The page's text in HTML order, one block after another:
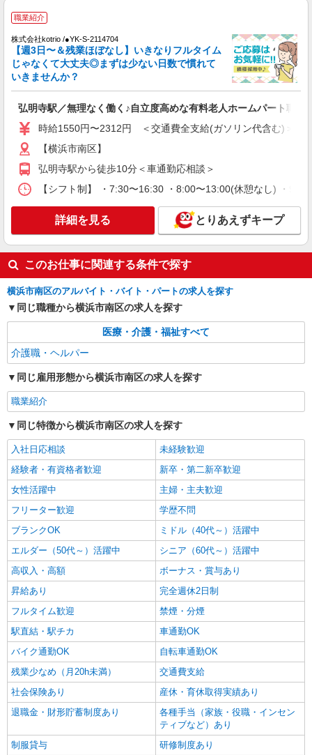
時給1450円〜1937円 ＜日払い有/週払い有/交
通費全支給(ガソリン代含む)＞
横浜市南区 【最寄り：井土ヶ谷駅】
派遣社員
株式会社kotrio /●YK-H-1902256
◎30代・40代活躍中
時給1450円〜1937円 ＜日払い有/週払い有/交
横浜市南区 最寄り駅：阪東橋
キープ 詳細を見る
株式会社kotrio /●YK-S-2007895
弘明寺駅／住宅型有料老人ホームSTAFF＊腰
や膝への負担少なめ◎
時給1550円〜2312円 ＜交通費全支給(ガソリ
【横浜市南区】
株式会社kotrio /●YK-H-2067643
向かう先は笑顔の待つ場所！デイサービスのサ
ポート＆送迎STAFF
時給1600円〜2250円 ＜日払い有/週払い有/交
通費全支給(ガソリン代含む)＞
横浜市南区 最寄り駅：阪東橋
キープ 詳細を見る
職業紹介
株式会社kotrio /●YK-S-2114704
【週3日〜＆残業ほぼなし】いきなりフルタイム
じゃなくて大丈夫◎まずは少ない日数で慣れて
いきませんか？
弘明寺駅／無理なく働く♪自立度高めな有料老人ホームパート職員
時給1550円〜2312円 ＜交通費全支給(ガソリン代含む)＞
【横浜市南区】
弘明寺駅から徒歩10分＜車通勤応相談＞
【シフト制】 ・7:30〜16:30 ・8:00〜13:00(休憩なし) ・
詳細を見る とりあえずキープ
このお仕事に関連する条件で探す
横浜市南区のアルバイト・バイト・パートの求人を探す
同じ職種から横浜市南区の求人を探す
医療・介護・福祉すべて
介護職・ヘルパー
同じ雇用形態から横浜市南区の求人を探す
職業紹介
同じ特徴から横浜市南区の求人を探す
入社日応相談
未経験歓迎
経験者・有資格者歓迎
新卒・第二新卒歓迎
女性活躍中
主婦・主夫歓迎
フリーター歓迎
学歴不問
ブランクOK
ミドル（40代～）活躍中
エルダー（50代～）活躍中
シニア（60代～）活躍中
高収入・高額
ボーナス・賞与あり
昇給あり
完全週休2日制
フルタイム歓迎
禁煙・分煙
駅直結・駅チカ
車通勤OK
バイク通勤OK
自転車通勤OK
残業少なめ（月20h未満）
交通費支給
社会保険あり
産休・育休取得実績あり
退職金・財形貯蓄制度あり
各種手当（家族・役職・インセン
ティブなど）あり
制服貸与
研修制度あり